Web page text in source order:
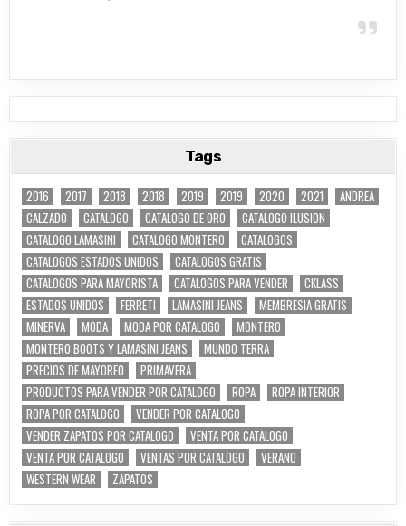
Tags
2016 2017 2018 2018 2019 2019 2020 2021
ANDREA
CALZADO
CATALOGO CATALOGO DE ORO
CATALOGO ILUSION
CATALOGO LAMASINI
CATALOGO MONTERO
CATALOGOS
CATALOGOS ESTADOS UNIDOS
CATALOGOS GRATIS
CATALOGOS PARA MAYORISTA
CATALOGOS PARA VENDER
CKLASS
ESTADOS UNIDOS
FERRETI LAMASINI JEANS
MEMBRESIA GRATIS
MINERVA
MODA MODA POR CATALOGO
MONTERO
MONTERO BOOTS Y LAMASINI JEANS
MUNDO TERRA
PRECIOS DE MAYOREO
PRIMAVERA
PRODUCTOS PARA VENDER POR CATALOGO
ROPA
ROPA INTERIOR
ROPA POR CATALOGO
VENDER POR CATALOGO
VENDER ZAPATOS POR CATALOGO
VENTA POR CATALOGO
VENTA POR CATALOGO
VENTAS POR CATALOGO
VERANO
WESTERN WEAR
ZAPATOS